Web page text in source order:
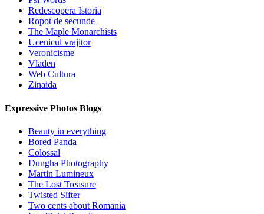
Redescopera Istoria
Ropot de secunde
The Maple Monarchists
Ucenicul vrajitor
Veronicisme
Vladen
Web Cultura
Zinaida
Expressive Photos Blogs
Beauty in everything
Bored Panda
Colossal
Dungha Photography
Martin Lumineux
The Lost Treasure
Twisted Sifter
Two cents about Romania